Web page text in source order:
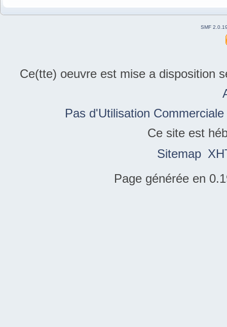
SMF
Ce(tte) oeuvre est mise a disposition
Pas d'Utilisation
Ce site est
Sitemap
Page générée en